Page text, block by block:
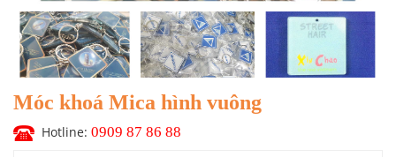
Móc khoá Mica hình vuông
Hotline: 0909 87 86 88